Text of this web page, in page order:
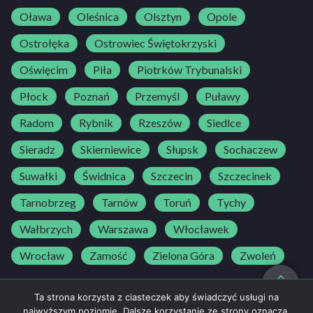
Oława
Oleśnica Olsztyn
Opole
Ostrołęka
Ostrowiec Świętokrzyski
Oświęcim
Piła
Piotrków Trybunalski
Płock
Poznań Przemyśl
Puławy
Radom
Rybnik Rzeszów
Siedlce
Sieradz
Skierniewice Słupsk
Sochaczew
Suwałki
Świdnica Szczecin
Szczecinek
Tarnobrzeg
Tarnów Toruń
Tychy
Wałbrzych
Warszawa
Włocławek
Wrocław
Zamość Zielona Góra Zwoleń
Ta strona korzysta z ciasteczek aby świadczyć usługi na